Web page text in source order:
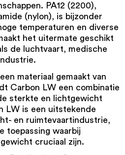
PA12 (2200),
(nylon), is bijzonder
temperaturen en diverse
het uitermate geschikt
de luchtvaart, medische
materiaal gemaakt van
Carbon LW een combinatie
sterkte en lichtgewicht
LW is een uitstekende
en ruimtevaartindustrie,
toepassing waarbij
cruciaal zijn.